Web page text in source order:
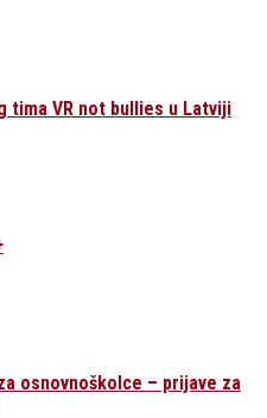
tima VR not bullies u Latviji
osnovnoškolce – prijave za